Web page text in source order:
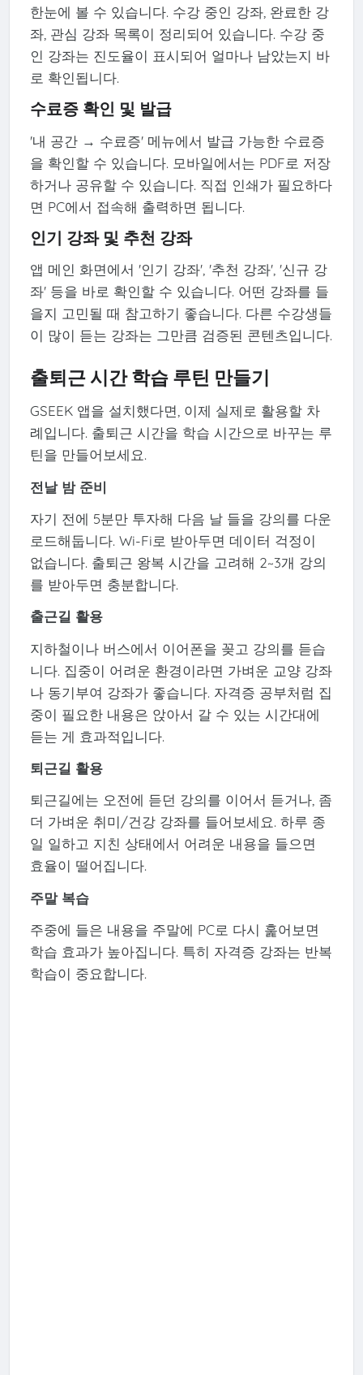
한눈에 볼 수 있습니다. 수강 중인 강좌, 완료한 강
좌, 관심 강좌 목록이 정리되어 있습니다. 수강 중
인 강좌는 진도율이 표시되어 얼마나 남았는지 바
로 확인됩니다.
수료증 확인 및 발급
'내 공간 → 수료증' 메뉴에서 발급 가능한 수료증
을 확인할 수 있습니다. 모바일에서는 PDF로 저장
하거나 공유할 수 있습니다. 직접 인쇄가 필요하다
면 PC에서 접속해 출력하면 됩니다.
인기 강좌 및 추천 강좌
앱 메인 화면에서 '인기 강좌', '추천 강좌', '신규 강
좌' 등을 바로 확인할 수 있습니다. 어떤 강좌를 들
을지 고민될 때 참고하기 좋습니다. 다른 수강생들
이 많이 듣는 강좌는 그만큼 검증된 콘텐츠입니다.
출퇴근 시간 학습 루틴 만들기
GSEEK 앱을 설치했다면, 이제 실제로 활용할 차
례입니다. 출퇴근 시간을 학습 시간으로 바꾸는 루
틴을 만들어보세요.
전날 밤 준비
자기 전에 5분만 투자해 다음 날 들을 강의를 다운
로드해둡니다. Wi-Fi로 받아두면 데이터 걱정이
없습니다. 출퇴근 왕복 시간을 고려해 2~3개 강의
를 받아두면 충분합니다.
출근길 활용
지하철이나 버스에서 이어폰을 꽂고 강의를 듣습
니다. 집중이 어려운 환경이라면 가벼운 교양 강좌
나 동기부여 강좌가 좋습니다. 자격증 공부처럼 집
중이 필요한 내용은 앉아서 갈 수 있는 시간대에
듣는 게 효과적입니다.
퇴근길 활용
퇴근길에는 오전에 듣던 강의를 이어서 듣거나, 좀
더 가벼운 취미/건강 강좌를 들어보세요. 하루 종
일 일하고 지친 상태에서 어려운 내용을 들으면
효율이 떨어집니다.
주말 복습
주중에 들은 내용을 주말에 PC로 다시 훑어보면
학습 효과가 높아집니다. 특히 자격증 강좌는 반복
학습이 중요합니다.